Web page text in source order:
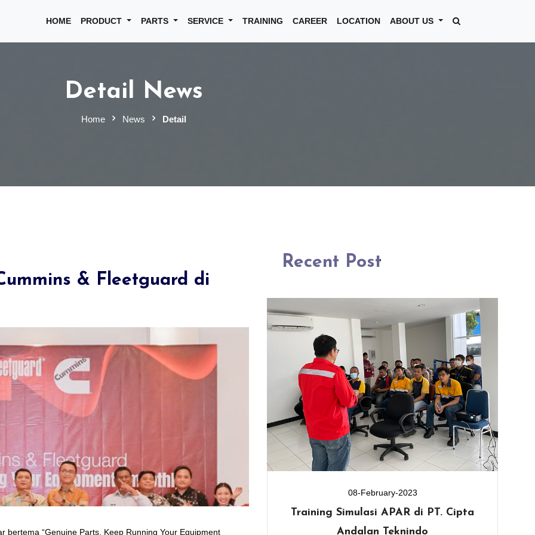
HOME PRODUCT PARTS SERVICE TRAINING CAREER LOCATION ABOUT US
Detail News
Home News Detail
& Fleetguard di
bertema “Genuine Parts, Keep Running Your Equipment
Recent Post
07-February-2023 08-February-2023
Training Simulasi APAR di PT. Cipta
Andalan Teknindo